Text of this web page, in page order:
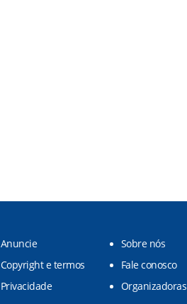
Anuncie
Sobre nós
Copyright e termos
Fale conosco
Privacidade
Organizadoras